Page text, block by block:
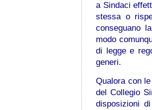
a Sindaci
stessa o
conseguano
modo
di legge e
generi.
Qualora con
del Collegio
disposizioni